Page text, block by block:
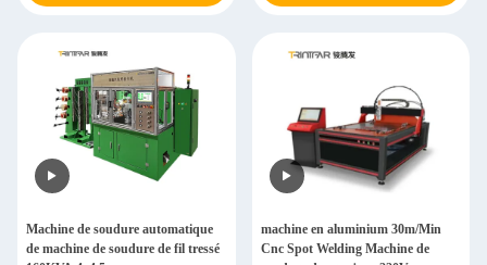
Machine de soudure automatique
de machine de soudure de fil tressé
machine en aluminium 30m/Min
Cnc Spot Welding Machine de